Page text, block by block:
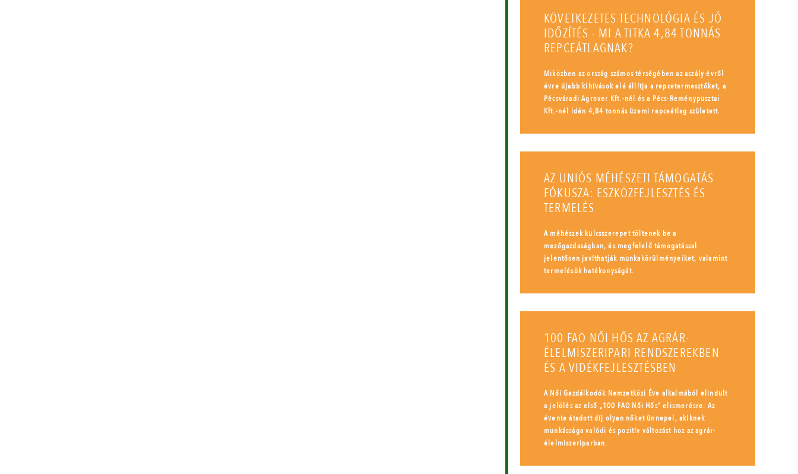
KÖVETKEZETES TECHNOLÓGIA ÉS JÓ
IDŐZÍTÉS - MI A TITKA 4,84 TONNÁS
REPCEÁTLAGNAK?
Miközben az ország számos térségében az aszály évről
évre újabb kihívások elé állítja a repcetermesztőket, a
Pécsváradi Agrover Kft.-nél és a Pécs-Reménypusztai
Kft.-nél idén 4,84 tonnás üzemi repceátlag született.
AZ UNIÓS MÉHÉSZETI TÁMOGATÁS
FÓKUSZA: ESZKÖZFEJLESZTÉS ÉS
TERMELÉS
A méhészek kulcsszerepet töltenek be a
mezőgazdaságban, és megfelelő támogatással
jelentősen javíthatják munkakörülményeiket, valamint
termelésük hatékonyságát.
100 FAO NŐI HŐS AZ AGRÁR-
ÉLELMISZERIPARI RENDSZEREKBEN
ÉS A VIDÉKFEJLESZTÉSBEN
A Női Gazdálkodók Nemzetközi Éve alkalmából elindult
a jelölés az első „100 FAO Női Hős” elismerésre. Az
évente átadott díj olyan nőket ünnepel, akiknek
munkássága valódi és pozitív változást hoz az agrár-
élelmiszeriparban.